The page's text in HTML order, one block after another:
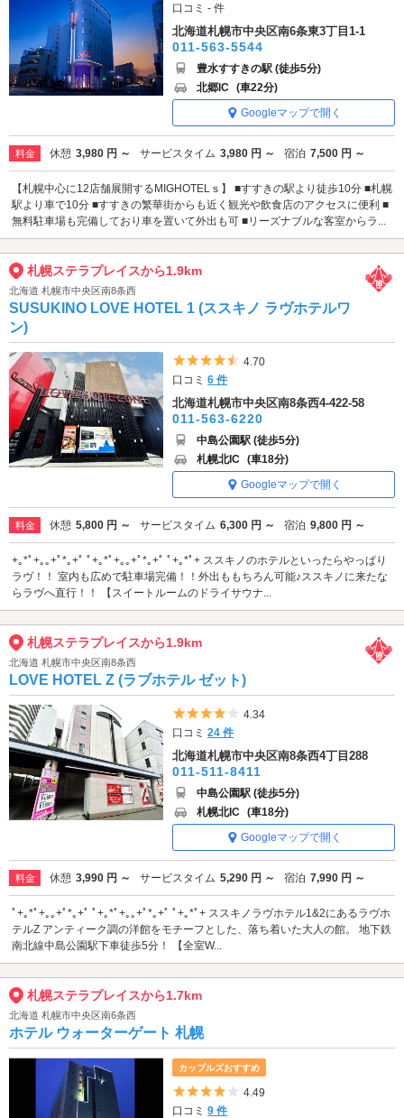
口コミ - 件
北海道札幌市中央区南6条東3丁目1-1
011-563-5544
豊水すすきの駅 (徒歩5分)
北郷IC (車22分)
Googleマップで開く
料金 休憩 3,980 円 ～ サービスタイム 3,980 円 ～ 宿泊 7,500 円 ～
【札幌中心に12店舗展開するMIGHOTELｓ】 ■すすきの駅より徒歩10分 ■札幌
駅より車で10分 ■すすきの繁華街からも近く観光や飲食店のアクセスに便利 ■
無料駐車場も完備しており車を置いて外出も可 ■リーズナブルな客室からラ...
札幌ステラプレイスから1.9km
北海道 札幌市中央区南8条西
SUSUKINO LOVE HOTEL 1 (ススキノ ラヴホテルワ
ン)
5つ星のうち4.5
4.70
口コミ6 件
北海道札幌市中央区南8条西4-422-58
011-563-6220
中島公園駅 (徒歩5分)
札幌北IC (車18分)
Googleマップで開く
料金 休憩 5,800 円 ～ サービスタイム 6,300 円 ～ 宿泊 9,800 円 ～
+｡*ﾟ+｡｡+ﾟ*｡+ﾟ ﾟ+｡*ﾟ+｡｡+ﾟ*｡+ﾟ ﾟ+｡*ﾟ+ ススキノのホテルといったらやっぱり
ラヴ！！ 室内も広めで駐車場完備！！外出ももちろん可能♪ススキノに来たな
らラヴへ直行！！ 【スイートルームのドライサウナ...
札幌ステラプレイスから1.9km
北海道 札幌市中央区南8条西
LOVE HOTEL Z (ラブホテル ゼット)
5つ星のうち4
4.34
口コミ24 件
北海道札幌市中央区南8条西4丁目288
011-511-8411
中島公園駅 (徒歩5分)
札幌北IC (車18分)
Googleマップで開く
料金 休憩 3,990 円 ～ サービスタイム 5,290 円 ～ 宿泊 7,990 円 ～
ﾟ+｡*ﾟ+｡｡+ﾟ*｡+ﾟ ﾟ+｡*ﾟ+｡｡+ﾟ*｡+ﾟ ﾟ+｡*ﾟ+ ススキノラヴホテル1&2にあるラヴホ
テルZ アンティーク調の洋館をモチーフとした、落ち着いた大人の館。 地下鉄
南北線中島公園駅下車徒歩5分！ 【全室W...
札幌ステラプレイスから1.7km
北海道 札幌市中央区南6条西
ホテル ウォーターゲート 札幌
カップルズおすすめ
5つ星のうち4
4.49
口コミ9 件